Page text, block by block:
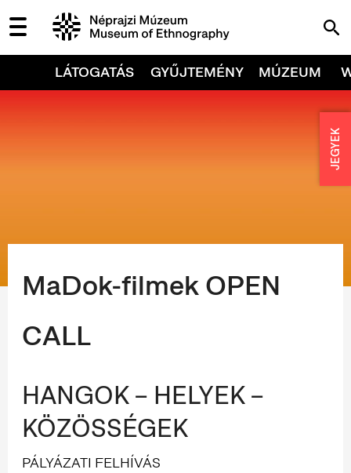
LÁTOGATÁS GYŰJTEMÉNY MÚZEUM
MaDok-filmek OPEN
CALL
HANGOK – HELYEK –
KÖZÖSSÉGEK
PÁLYÁZATI FELHÍVÁS
JEGYEK